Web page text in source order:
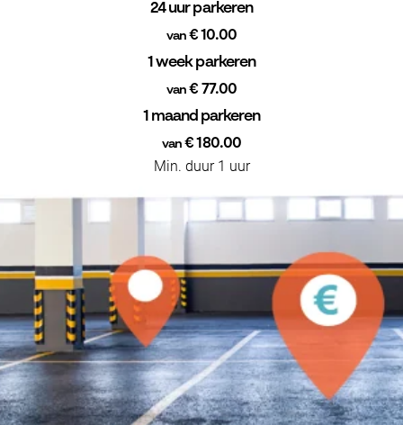
24 uur parkeren
van€ 10.00
1 week parkeren
van € 77.00
1 maand parkeren
van € 180.00
Min. duur 1 uur